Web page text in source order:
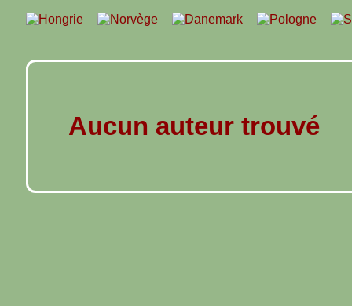
Aucun auteur trouvé